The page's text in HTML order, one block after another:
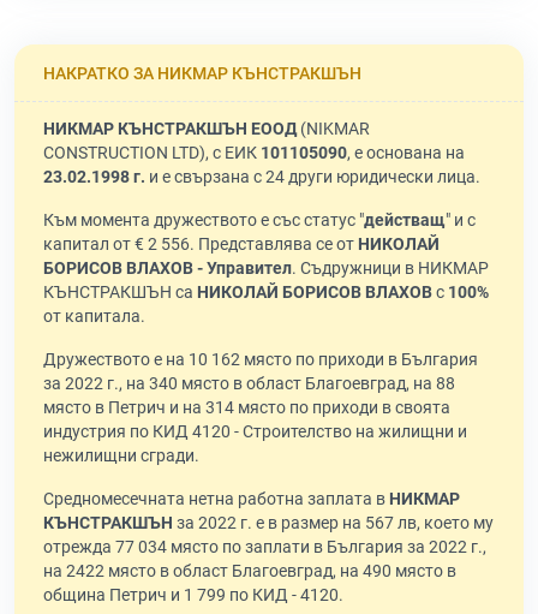
НАКРАТКО ЗА НИКМАР КЪНСТРАКШЪН
НИКМАР КЪНСТРАКШЪН ЕООД(NIKMAR
CONSTRUCTION LTD), с ЕИК 101105090, е основана на
23.02.1998 г. и е свързана с 24 други юридически лица.
Към момента дружеството е със статус "действащ" и с
капитал от € 2 556. Представлява се от НИКОЛАЙ
БОРИСОВ ВЛАХОВ - Управител. Съдружници в НИКМАР
КЪНСТРАКШЪН са НИКОЛАЙ БОРИСОВ ВЛАХОВс 100%
от капитала.
Дружеството е на 10 162 място по приходи в България
за 2022 г., на 340 място в област Благоевград, на 88
място в Петрич и на 314 място по приходи в своята
индустрия по КИД 4120 - Строителство на жилищни и
нежилищни сгради.
Средномесечната нетна работна заплата в НИКМАР
КЪНСТРАКШЪН за 2022 г. е в размер на 567 лв, което му
отрежда 77 034 място по заплати в България за 2022 г.,
на 2422 място в област Благоевград, на 490 място в
община Петрич и 1 799 по КИД - 4120.